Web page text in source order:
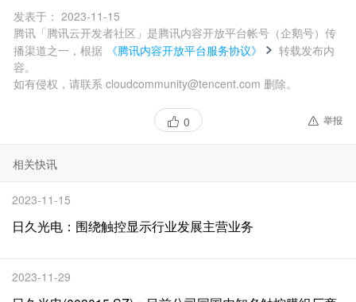
发表于： 2023-11-15
腾讯「腾讯云开发者社区」是腾讯内容开放平台帐号（企鹅号）传
播渠道之一，根据
《腾讯内容开放平台服务协议》
转载发布内
容。
如有侵权，请联系 cloudcommunity@tencent.com 删除。
0 举报
相关快讯
2023-11-15
日久光电：围绕触控显示行业发展主营业务
2023-11-29